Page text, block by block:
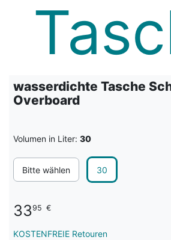
wasserdichte Tasche
Overboard
Volumen in Liter: 30
Bitte wählen 30
3395 €
KOSTENFREIE Retouren